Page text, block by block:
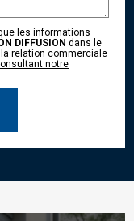
les informations
DIFFUSION dans le
relation commerciale
notre